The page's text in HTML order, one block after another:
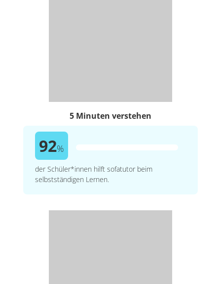
5 Minuten verstehen
92%
der Schüler*innen hilft sofatutor beim
selbstständigen Lernen.